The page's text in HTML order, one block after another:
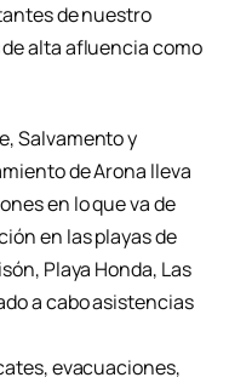
de nuestro
alta afluencia como
Salvamento y
de Arona lleva
en lo que va de
en las playas de
Playa Honda, Las
a cabo asistencias
evacuaciones,